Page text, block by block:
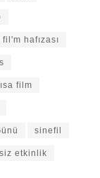
fil'm hafızası
film
sinefil
etkinlik